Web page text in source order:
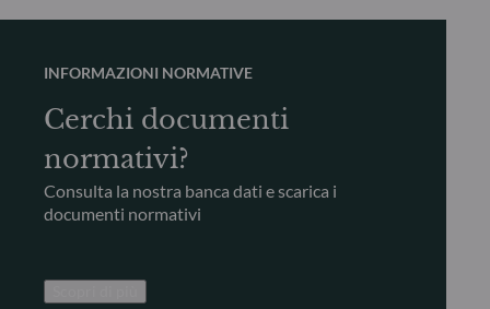
INFORMAZIONI NORMATIVE
Cerchi documenti
normativi?
Consulta la nostra banca dati e scarica i
documenti normativi